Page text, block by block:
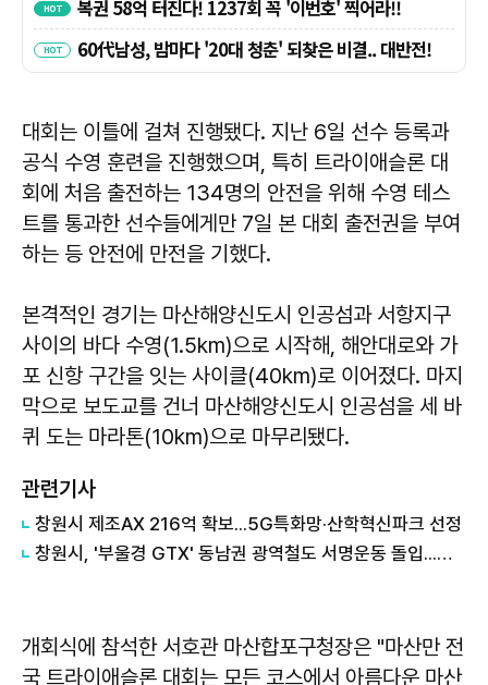
대회는 이틀에 걸쳐 진행됐다. 지난 6일 선수 등록과
공식 수영 훈련을 진행했으며, 특히 트라이애슬론 대
회에 처음 출전하는 134명의 안전을 위해 수영 테스
트를 통과한 선수들에게만 7일 본 대회 출전권을 부여
하는 등 안전에 만전을 기했다.
본격적인 경기는 마산해양신도시 인공섬과 서항지구
사이의 바다 수영(1.5km)으로 시작해, 해안대로와 가
포 신항 구간을 잇는 사이클(40km)로 이어졌다. 마지
막으로 보도교를 건너 마산해양신도시 인공섬을 세 바
퀴 도는 마라톤(10km)으로 마무리됐다.
관련기사
창원시 제조AX 216억 확보...5G특화망·산학혁신파크 선정
창원시, '부울경 GTX' 동남권 광역철도 서명운동 돌입...예타 통과 총력
개회식에 참석한 서호관마산합포구청장은 "마산만 전
국 트라이애슬론 대회는 모든 코스에서 아름다운 마산